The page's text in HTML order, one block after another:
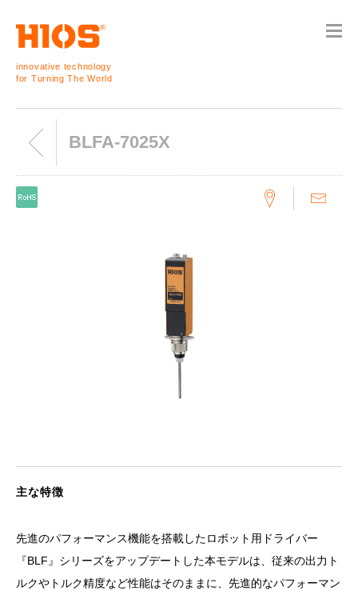
innovative technology
for Turning The World
BLFA-7025X
主な特徴
先進のパフォーマンス機能を搭載したロボット用ドライバー
『BLF』シリーズをアップデートした本モデルは、従来の出力ト
ルクやトルク精度など性能はそのままに、先進的なパフォーマン